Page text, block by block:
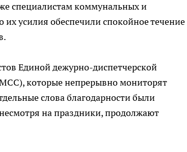
специалистам коммунальных и
усилия обеспечили спокойное течение
Единой дежурно-диспетчерской
которые непрерывно мониторят
слова благодарности были
на праздники, продолжают